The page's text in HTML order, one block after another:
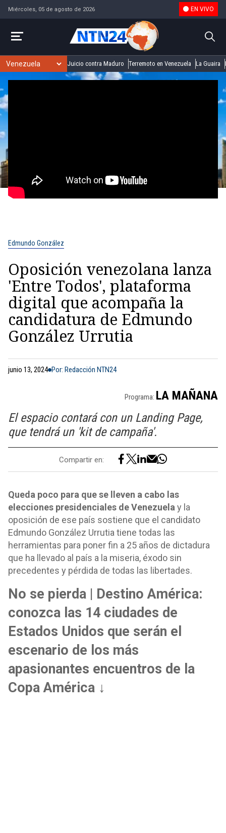
Miércoles, 05 de agosto de 2026 EN VIVO
Juicio contra Maduro Terremoto en Venezuela La Guaira
Edmundo González
Oposición venezolana lanza
'Entre Todos', plataforma
digital que acompaña la
candidatura de Edmundo
González Urrutia
junio 13, 2024 Por: Redacción NTN24
Programa: LA MAÑANA
El espacio contará con un Landing Page,
que tendrá un 'kit de campaña'.
Compartir en:
Queda poco para que se lleven a cabo las
elecciones presidenciales de Venezuela y la
oposición de ese país sostiene que el candidato
Edmundo González Urrutia tiene todas las
herramientas para poner fin a 25 años de dictadura
que ha llevado al país a la miseria, éxodo sin
precedentes y pérdida de todas las libertades.
No se pierda | Destino América:
conozca las 14 ciudades de
Estados Unidos que serán el
escenario de los más
apasionantes encuentros de la
Copa América ↓